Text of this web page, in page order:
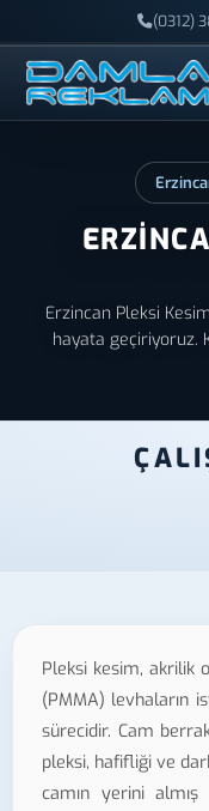
(0312)
Erzincan Pleksi
hayata geçiriyoruz.
Pleksi kesim, akrilik
(PMMA) levhaların
sürecidir. Cam
pleksi, hafifliği ve
camın yerini